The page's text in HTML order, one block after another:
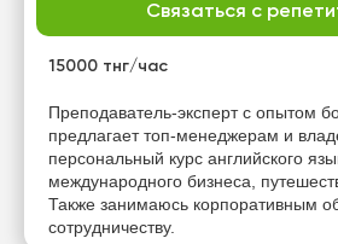
Связаться с
15000 тнг/час
Преподаватель-эксперт с опытом
предлагает топ-менеджерам и
персональный курс английского
международного бизнеса,
Также занимаюсь корпоративным
сотрудничеству.
пт
Нет
свободных
часов
Нет
свободных
часов